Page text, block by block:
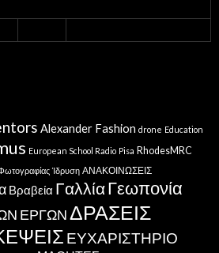
Alexander Fashion drone Education
European School Radio Pisa RhodesMRC
Ίδρυση ΑΝΑΚΟΙΝΩΣΕΙΣ
Βραβεία ΓαλλίαΓεωπονία
ΕΡΓΩΝ ΔΡΑΣΕΙΣ
ΕΥΧΑΡΙΣΤΗΡΙΟ